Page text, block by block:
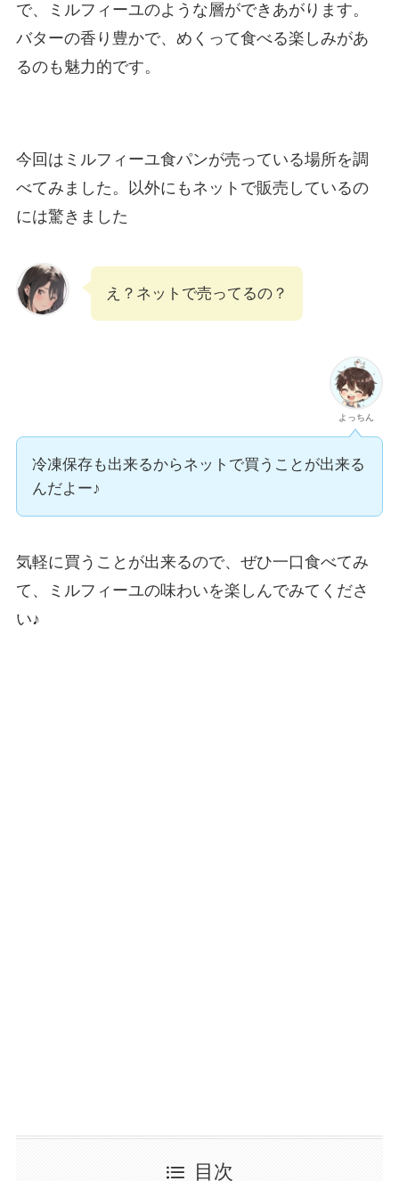
で、ミルフィーユのような層ができあがります。
バターの香り豊かで、めくって食べる楽しみがあ
るのも魅力的です​​。
今回はミルフィーユ食パンが売っている場所を調
べてみました。以外にもネットで販売しているの
には驚きました
え？ネットで売ってるの？
よっちん
冷凍保存も出来るからネットで買うことが出来る
んだよー♪
気軽に買うことが出来るので、ぜひ一口食べてみ
て、ミルフィーユの味わいを楽しんでみてくださ
い♪
目次